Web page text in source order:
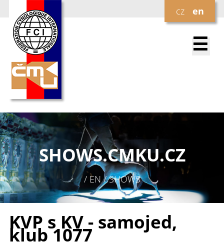
cz en
☰
SHOWS.CMKU.CZ
/ EN / SHOWS
KVP s KV - samojed,
klub 1077